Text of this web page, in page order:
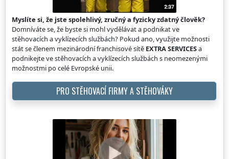
Myslíte si, že jste spolehlivý, zručný a fyzicky zdatný člověk?
Domníváte se, že byste si mohl vydělávat a podnikat ve
stěhovacích a vyklízecích službách? Pokud ano, využijte možnosti
stát se členem mezinárodní franchisové sítě EXTRA SERVICESa
podnikejte ve stěhovacích a vyklízecích službách s neomezenými
možnostmi po celé Evropské unii.
PRO STĚHOVACÍ FIRMY A STĚHOVÁKY